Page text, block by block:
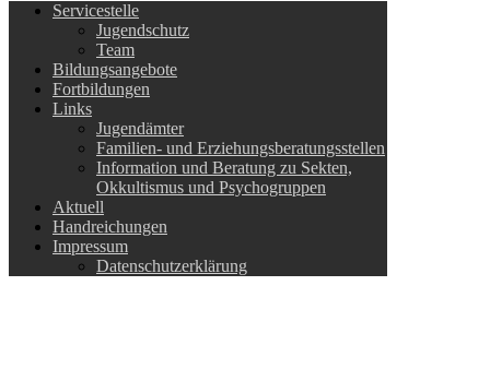
Servicestelle
Jugendschutz
Team
Bildungsangebote
Fortbildungen
Links
Jugendämter
Familien- und Erziehungsberatungsstellen
Information und Beratung zu Sekten,
Okkultismus und Psychogruppen
Aktuell
Handreichungen
Impressum
Datenschutzerklärung